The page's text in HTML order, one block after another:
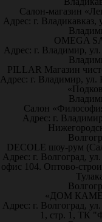
Салон-магазин
Адрес: г. Владикавказ,
OMEGA
Адрес: г. Владимир,
PILLAR Магазин
Адрес: г. Владимир,
Салон
Адрес: г.
DECOLE шоу-рум
Адрес: г. Волгоград,
офис 104. Оптово-
«ДОМ
Адрес: г. Волгоград,
1, стр. 1, ТК